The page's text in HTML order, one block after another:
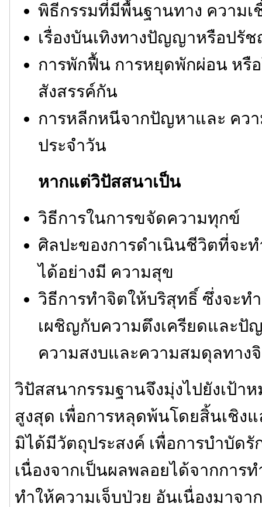
พิธีกรรมที่มีพื้นฐานทาง ความเ
เรื่องบันเทิงทางปัญญาหรือปรั
การพักฟื้น การหยุดพักผ่อน หรื
สังสรรค์กัน
การหลีกหนีจากปัญหาและ คว
ประจำวัน
หากแต่วิปัสสนาเป็น
วิธีการในการขจัดความทุกข์
ศิลปะของการดำเนินชีวิตที่จะ
ได้อย่างมี ความสุข
วิธีการทำจิตให้บริสุทธิ์ ซึ่งจะท
เผชิญกับความตึงเครียดและปั
ความสงบและความสมดุลทาง
วิปัสสนากรรมฐานจึงมุ่งไปยังเป้า
สูงสุด เพื่อการหลุดพ้นโดยสิ้นเชิงแ
มิได้มีวัตถุประสงค์ เพื่อการบำบัด
เนื่องจากเป็นผลพลอยได้จากการ
ทำให้ความเจ็บป่วย อันเนื่องมาจา